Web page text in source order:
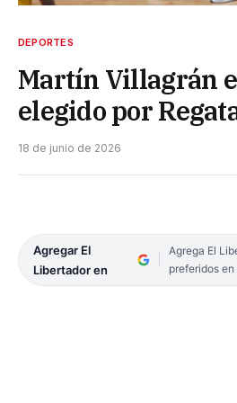
DEPORTES
Martín Villagrán
elegido por
18 de junio de 2026
Agregar El
Libertador en
Agrega El
preferidos en